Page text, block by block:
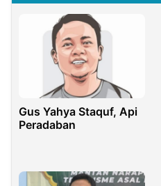
Gus Yahya Staquf, Api
Peradaban